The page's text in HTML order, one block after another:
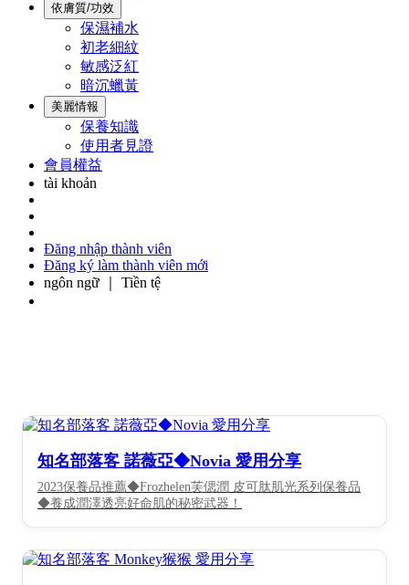
依膚質/功效
保濕補水
初老細紋
敏感泛紅
暗沉蠟黃
美麗情報
保養知識
使用者見證
會員權益
tài khoản
Đăng nhập thành viên
Đăng ký làm thành viên mới
ngôn ngữ ｜ Tiền tệ
知名部落客 諾薇亞◆Novia 愛用分享
2023保養品推薦◆Frozhelen芙偲潤 皮可肽肌光系列保養品
◆養成潤澤透亮好命肌的秘密武器！